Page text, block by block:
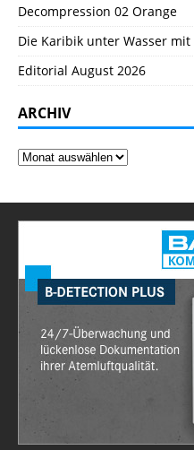
Decompression 02 Orange
Die Karibik unter Wasser mit
Editorial August 2026
ARCHIV